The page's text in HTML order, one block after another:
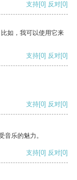
支持[0] 反对[0]
如，我可以使用它来
支持[0] 反对[0]
支持[0] 反对[0]
音乐的魅力。
支持[0] 反对[0]